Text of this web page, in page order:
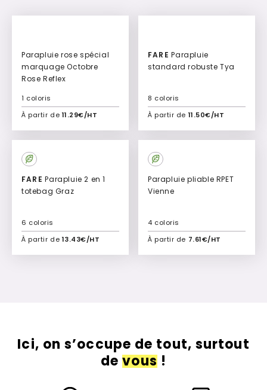
Parapluie rose spécial
marquage Octobre
Rose Reflex
À partir de 11.29€/HT
1 coloris
Ajouter à mon devis
FARE Parapluie
standard robuste Tya
À partir de 11.50€/HT
8 coloris
Ajouter à mon devis
FARE Parapluie 2 en 1
totebag Graz
À partir de 13.43€/HT
6 coloris
Ajouter à mon devis
Culte
Parapluie pliable RPET
Vienne
À partir de 7.61€/HT
4 coloris
Ajouter à mon devis
Ici, on s’occupe de tout, surtout
devous!